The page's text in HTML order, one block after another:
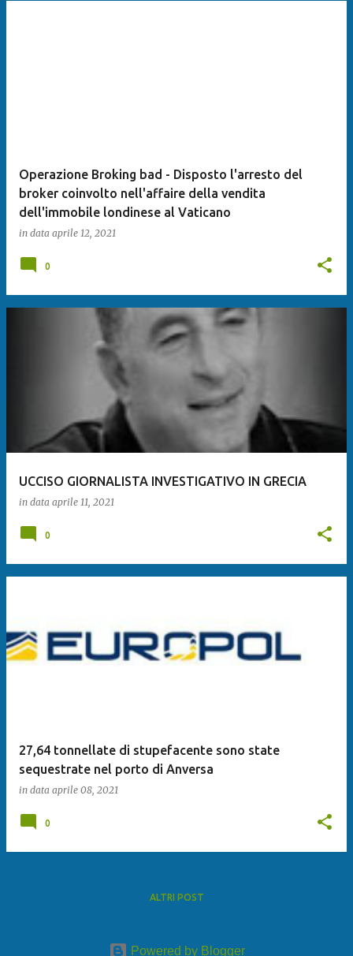
Operazione Broking bad - Disposto l'arresto del
broker coinvolto nell'affaire della vendita
dell'immobile londinese al Vaticano
in data aprile 12, 2021
0
UCCISO GIORNALISTA INVESTIGATIVO IN GRECIA
in data aprile 11, 2021
0
27,64 tonnellate di stupefacente sono state
sequestrate nel porto di Anversa
in data aprile 08, 2021
0
ALTRI POST
Powered by Blogger